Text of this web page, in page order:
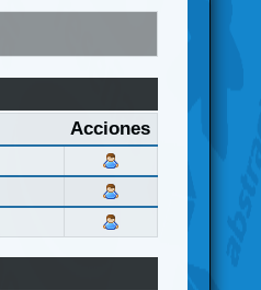
Acciones